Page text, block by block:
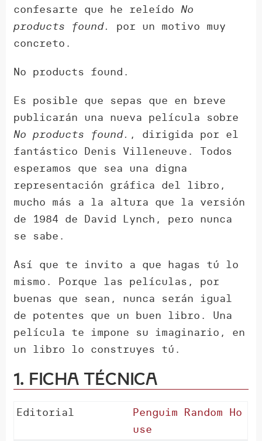
confesarte que he releídoNo
products found.
por un motivo muy
concreto.
No products found.
Es posible que sepas que en breve
publicarán una nueva película sobre
No products found. , dirigida por el
fantástico Denis Villeneuve. Todos
esperamos que sea una digna
representación gráfica del libro,
mucho más a la altura que la versión
de 1984 de David Lynch, pero nunca
se sabe.
Así que te invito a que hagas tú lo
mismo. Porque las películas, por
buenas que sean, nunca serán igual
de potentes que un buen libro. Una
película te impone su imaginario, en
un libro lo construyes tú.
1. Ficha técnica
Editorial
Penguim Random Ho
use